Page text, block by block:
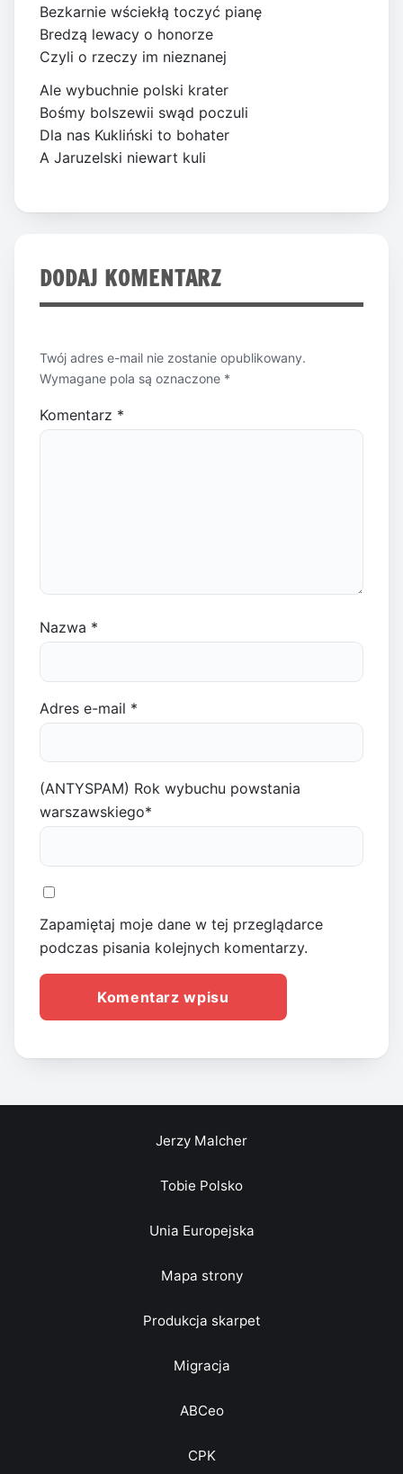
Bezkarnie wściekłą toczyć pianę
Bredzą lewacy o honorze
Czyli o rzeczy im nieznanej
Ale wybuchnie polski krater
Bośmy bolszewii swąd poczuli
Dla nas Kukliński to bohater
A Jaruzelski niewart kuli
DODAJ KOMENTARZ
Twój adres e-mail nie zostanie opublikowany.
Wymagane pola są oznaczone *
Komentarz *
Nazwa *
Adres e-mail *
(ANTYSPAM) Rok wybuchu powstania
warszawskiego*
Zapamiętaj moje dane w tej przeglądarce
podczas pisania kolejnych komentarzy.
Jerzy Malcher
Tobie Polsko
Unia Europejska
Mapa strony
Produkcja skarpet
Migracja
ABCeo
CPK